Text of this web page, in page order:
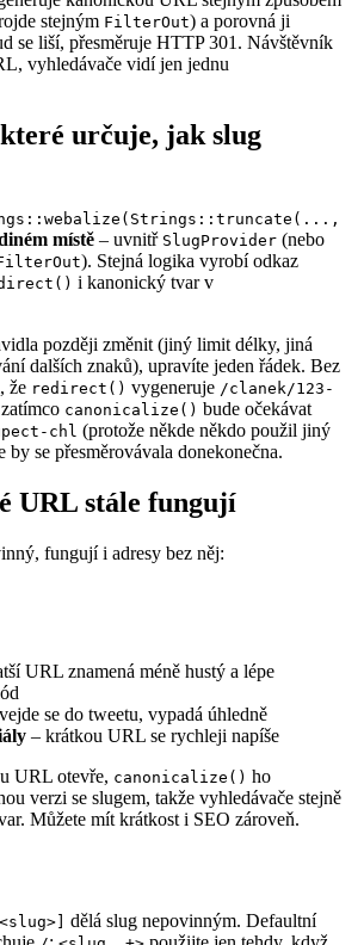
stejným FilterOut) a porovná ji
se liší, přesměruje HTTP 301. Návštěvník
vyhledávače vidí jen jednu
určuje, jak slug
místě – uvnitř SlugProvider (nebo
). Stejná logika vyrobí odkaz
i kanonický tvar v
později změnit (jiný limit délky, jiná
dalších znaků), upravíte jeden řádek. Bez
že redirect() vygeneruje /clanek/123-
canonicalize() bude očekávat
chl (protože někde někdo použil jiný
by se přesměrovávala donekonečna.
URL stále fungují
fungují i adresy bez něj:
URL znamená méně hustý a lépe
se do tweetu, vypadá úhledně
– krátkou URL se rychleji napíše
URL otevře, canonicalize() ho
verzi se slugem, takže vyhledávače stejně
Můžete mít krátkost i SEO zároveň.
dělá slug nepovinným. Defaultní